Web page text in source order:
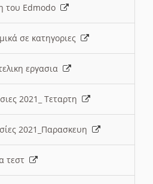
του Edmodo
σε κατηγοριες
εργασια
2021_ Τεταρτη
2021_Παρασκευη
τεστ